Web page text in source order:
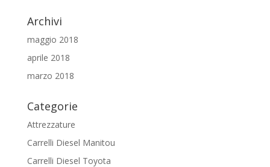
Archivi
maggio 2018
aprile 2018
marzo 2018
Categorie
Attrezzature
Carrelli Diesel Manitou
Carrelli Diesel Toyota